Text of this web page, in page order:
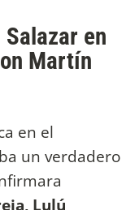
en
Martín
en el
un verdadero
Lulú